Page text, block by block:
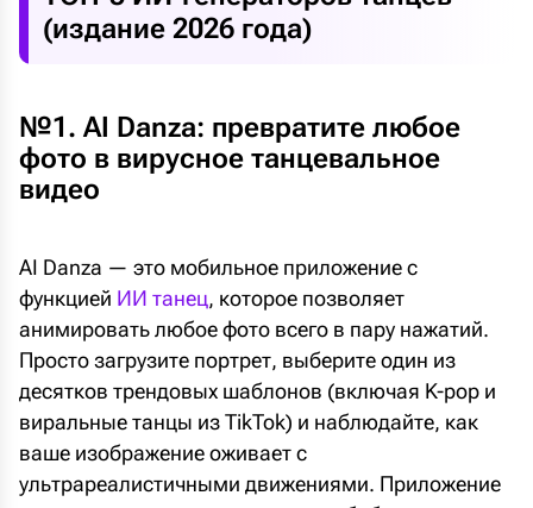
(издание 2026 года)
№1. AI Danza: превратите любое
фото в вирусное танцевальное
видео
AI Danza — это мобильное приложение с
функцией ИИ танец, которое позволяет
анимировать любое фото всего в пару нажатий.
Просто загрузите портрет, выберите один из
десятков трендовых шаблонов (включая K-pop и
виральные танцы из TikTok) и наблюдайте, как
ваше изображение оживает с
ультрареалистичными движениями. Приложение